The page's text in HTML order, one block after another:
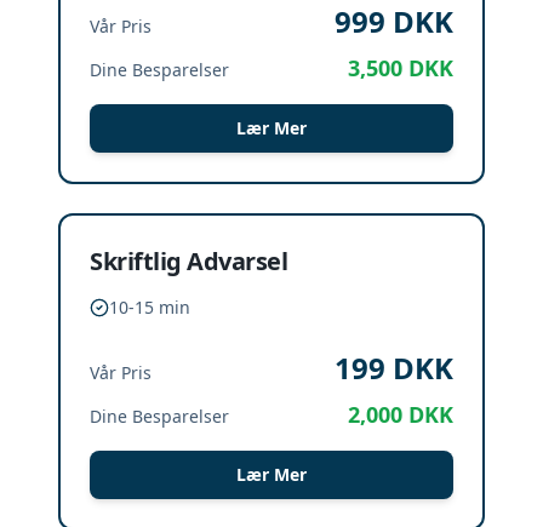
Vår Pris 999 DKK
Dine Besparelser 3,500 DKK
Lær Mer
Skriftlig Advarsel
10-15 min
Vår Pris 199 DKK
Dine Besparelser 2,000 DKK
Lær Mer